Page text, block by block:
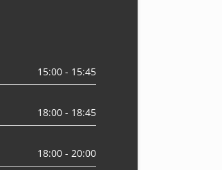
15:00 - 15:45
18:00 - 18:45
18:00 - 20:00